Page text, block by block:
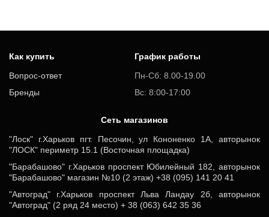
Как купить
Вопрос-ответ
Бренды
График работы
Пн-Сб: 8.00-19.00
Вс: 8:00-17:00
Cеть магазинов
"Лоск" г.Харьков пгт. Песочин, ул Кононенко 1А, авторынок
"ЛОСК" периметр 15.1 (Восточная площадка)
"Барабашово" г.Харьков проспект Юбилейный 182, авторынок
"Барабашово" магазин №10 (2 этаж) +38 (095) 141 20 41
"Автоград" г.Харьков проспект Льва Ландау 2б, авторынок
"Автоград" (2 ряд 24 место) + 38 (063) 642 35 36